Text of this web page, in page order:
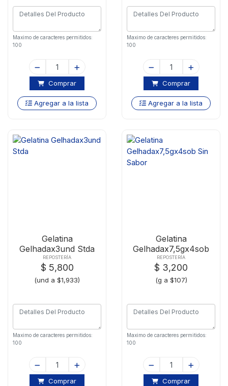
Maximo de caracteres permitidos:
100
Comprar
Agregar a la lista
Maximo de caracteres permitidos:
100
Comprar
Agregar a la lista
Gelatina
Gelhadax3und Stda
REPOSTERÍA
$ 5,800
(und a $1,933)
Maximo de caracteres permitidos:
100
Comprar
Gelatina
Gelhadax7,5gx4sob
Sin Sabor
REPOSTERÍA
$ 3,200
(g a $107)
Maximo de caracteres permitidos:
100
Comprar